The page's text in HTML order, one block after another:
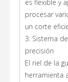
es flexible y
procesar
un corte
3. Sistema
precisión
El riel de la
herramienta